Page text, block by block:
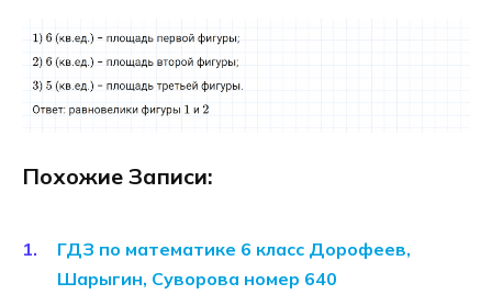
Похожие Записи:
ГДЗ по математике 6 класс Дорофеев,
Шарыгин, Суворова номер 640